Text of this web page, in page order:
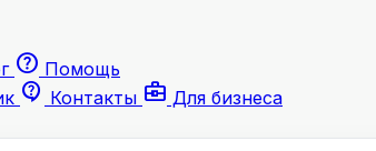
help Помощь
contact_support Контакты business_center Для бизнеса